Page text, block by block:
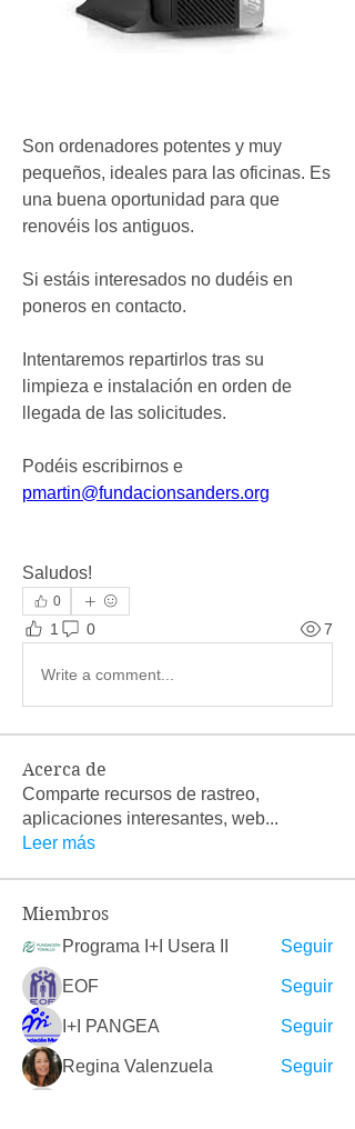
Son ordenadores potentes y muy
pequeños, ideales para las oficinas. Es
una buena oportunidad para que
renovéis los antiguos.
Si estáis interesados no dudéis en
poneros en contacto.
Intentaremos repartirlos tras su
limpieza e instalación en orden de
llegada de las solicitudes.
pmartin@fundacionsanders.org
Saludos!
0
1 0 7
Write a comment...
Acerca de
Comparte recursos de rastreo,
aplicaciones interesantes, web...
Leer más
Miembros
Programa I+I Usera II Seguir
EOF Seguir
I+I PANGEA Seguir
Regina Valenzuela Seguir